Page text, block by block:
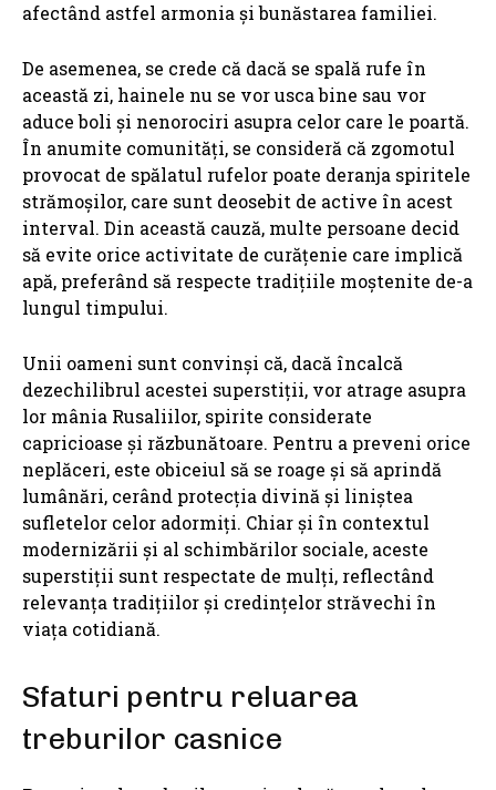
afectând astfel armonia și bunăstarea familiei.
De asemenea, se crede că dacă se spală rufe în
această zi, hainele nu se vor usca bine sau vor
aduce boli și nenorociri asupra celor care le poartă.
În anumite comunități, se consideră că zgomotul
provocat de spălatul rufelor poate deranja spiritele
strămoșilor, care sunt deosebit de active în acest
interval. Din această cauză, multe persoane decid
să evite orice activitate de curățenie care implică
apă, preferând să respecte tradițiile moștenite de-a
lungul timpului.
Unii oameni sunt convinși că, dacă încalcă
dezechilibrul acestei superstiții, vor atrage asupra
lor mânia Rusaliilor, spirite considerate
capricioase și răzbunătoare. Pentru a preveni orice
neplăceri, este obiceiul să se roage și să aprindă
lumânări, cerând protecția divină și liniștea
sufletelor celor adormiți. Chiar și în contextul
modernizării și al schimbărilor sociale, aceste
superstiții sunt respectate de mulți, reflectând
relevanța tradițiilor și credințelor străvechi în
viața cotidiană.
Sfaturi pentru reluarea
treburilor casnice